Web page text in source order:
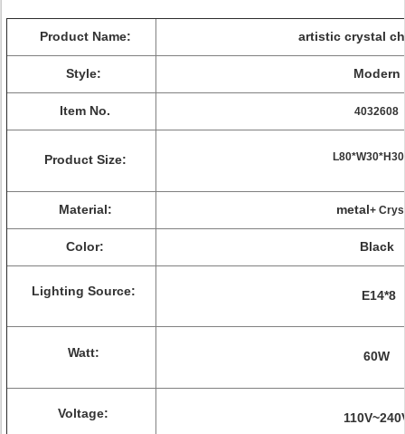
Product Name: artistic crystal
Style: Modern
Item No. 4032608
Product Size:
Material: metal+
Color: Black
Lighting Source: E14*8
Watt: 60W
Voltage: